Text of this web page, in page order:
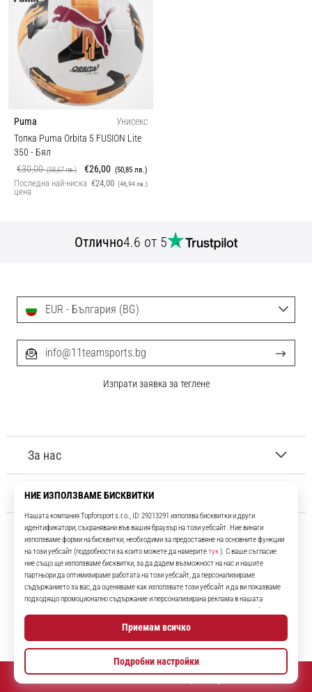
Puma
Унисекс
Топка Puma Orbita 5 FUSION Lite
350 - Бял
€30,00(58,67 лв.) €26,00 (50,85 лв.)
Последна най-ниска
цена
€24,00 (46,94 лв.)
Отлично4.6 от 5
11teamsports.bg
Повече от 16 години ние сме ваши съотборници, представяйки ви
най-добрите и най-новите футболни продукти.
InstagramYouTube
За нас
Обслужване на клиенти
EUR - България (BG)
info@11teamsports.bg
Изпрати заявка за теглене